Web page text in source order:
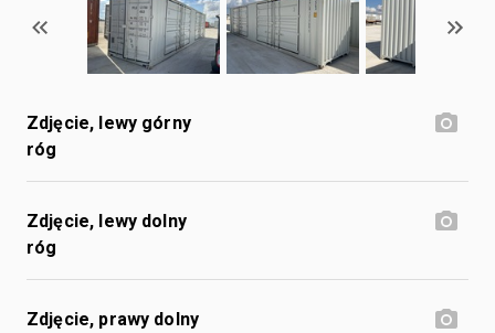
Zdjęcie, lewy górny
róg
Zdjęcie, lewy dolny
róg
Zdjęcie, prawy dolny